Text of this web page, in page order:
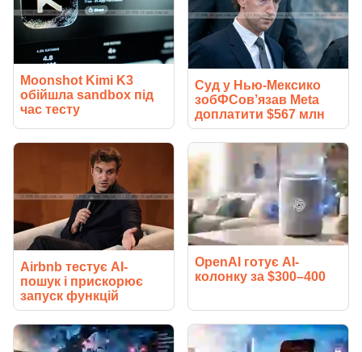
Moonshot Kimi K3
обійшла sandbox під
час тесту
Суд у Нью-Мексико
зобФСов’язав Meta
доплатити $567 млн
Airbnb тестує AI-
пошук і прискорює
запуск функцій
OpenAI готує AI-
колонку за $300–400